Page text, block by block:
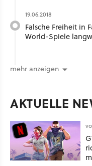
19.06.2018
Falsche Freiheit in
World-Spiele
mehr anzeigen
AKTUELLE